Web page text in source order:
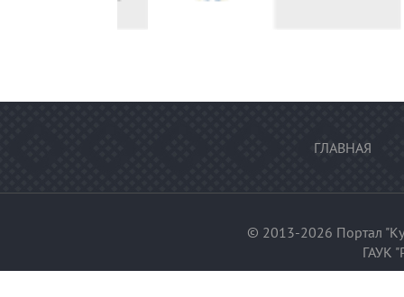
ГЛАВНАЯ
© 2013-2026 Портал
ГАУК